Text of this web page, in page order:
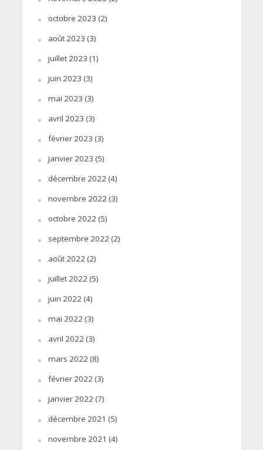
octobre 2023 (2)
août 2023 (3)
juillet 2023 (1)
juin 2023 (3)
mai 2023 (3)
avril 2023 (3)
février 2023 (3)
janvier 2023 (5)
décembre 2022(4)
novembre 2022(3)
octobre 2022(5)
septembre 2022(2)
août 2022(2)
juillet 2022(5)
juin 2022(4)
mai 2022(3)
avril 2022(3)
mars 2022(8)
février 2022(3)
janvier 2022(7)
décembre 2021 (5)
novembre 2021 (4)